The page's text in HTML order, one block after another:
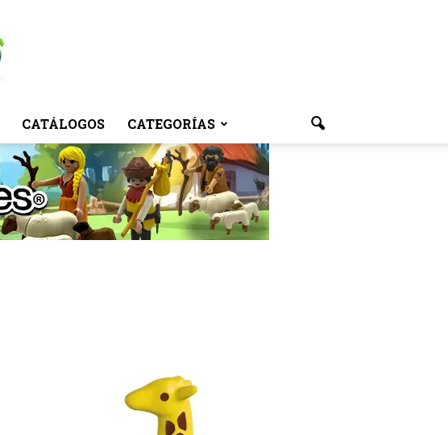
CATÁLOGOS CATEGORÍAS